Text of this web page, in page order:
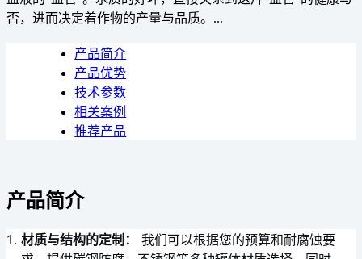
否，进而决定着作物的产量与品质。...
产品简介
产品优势
技术参数
相关案例
推荐产品
产品简介
材质与结构的定制：
我们可以根据您的预算和耐腐蚀要